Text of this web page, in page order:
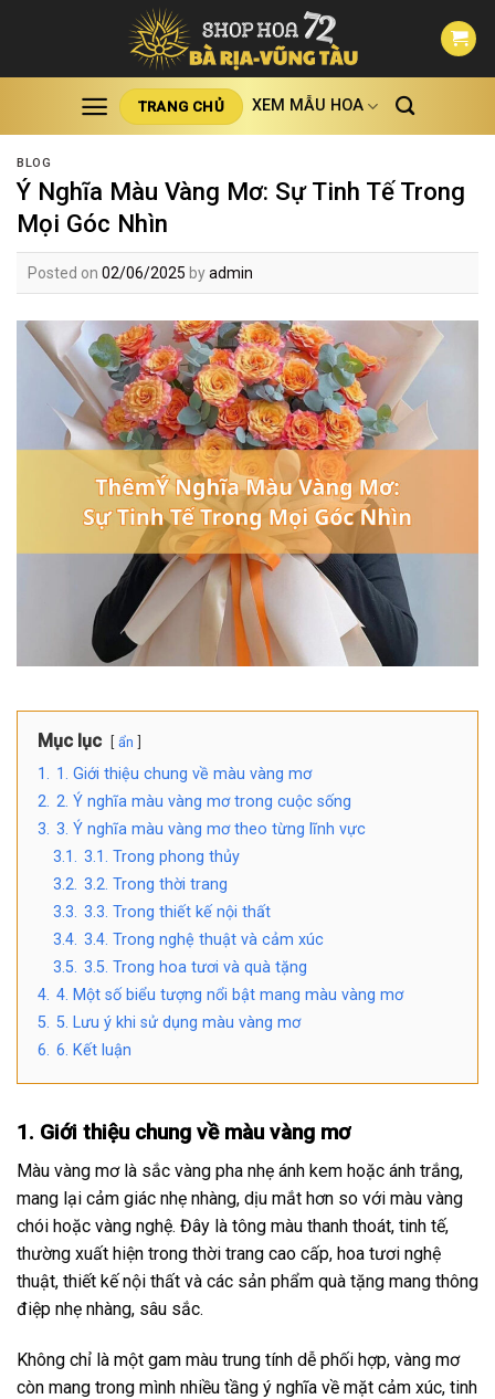
TRANG CHỦ XEM MẪU HOA
BLOG
Ý Nghĩa Màu Vàng Mơ: Sự Tinh Tế Trong
Mọi Góc Nhìn
Posted on 02/06/2025 byadmin
Mục lục ẩn
1. 1. Giới thiệu chung về màu vàng mơ
2. 2. Ý nghĩa màu vàng mơ trong cuộc sống
3. 3. Ý nghĩa màu vàng mơ theo từng lĩnh vực
3.1. 3.1. Trong phong thủy
3.2. 3.2. Trong thời trang
3.3. 3.3. Trong thiết kế nội thất
3.4. 3.4. Trong nghệ thuật và cảm xúc
3.5. 3.5. Trong hoa tươi và quà tặng
4. 4. Một số biểu tượng nổi bật mang màu vàng mơ
5. 5. Lưu ý khi sử dụng màu vàng mơ
6. 6. Kết luận
1. Giới thiệu chung về màu vàng mơ
Màu vàng mơ là sắc vàng pha nhẹ ánh kem hoặc ánh trắng,
mang lại cảm giác nhẹ nhàng, dịu mắt hơn so với màu vàng
chói hoặc vàng nghệ. Đây là tông màu thanh thoát, tinh tế,
thường xuất hiện trong thời trang cao cấp, hoa tươi nghệ
thuật, thiết kế nội thất và các sản phẩm quà tặng mang thông
điệp nhẹ nhàng, sâu sắc.
Không chỉ là một gam màu trung tính dễ phối hợp, vàng mơ
còn mang trong mình nhiều tầng ý nghĩa về mặt cảm xúc, tinh